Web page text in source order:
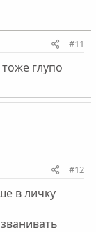
#11
глупо
#12
в личку